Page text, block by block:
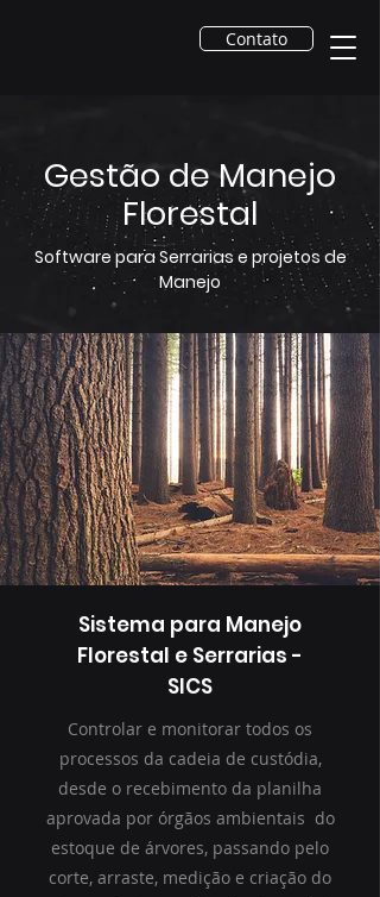
Contato
Gestão de Manejo
Florestal
Software para Serrarias e projetos de
Manejo
Sistema para Manejo
Florestal e Serrarias -
SICS
Controlar e monitorar todos os
processos da cadeia de custódia,
desde o recebimento da planilha
aprovada por órgãos ambientais do
estoque de árvores, passando pelo
corte, arraste, medição e criação do